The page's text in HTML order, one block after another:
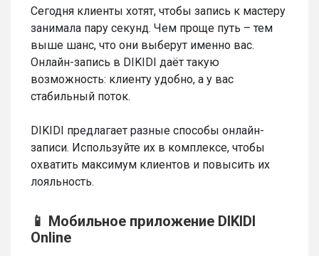
Сегодня клиенты хотят, чтобы запись к мастеру
занимала пару секунд. Чем проще путь – тем
выше шанс, что они выберут именно вас.
Онлайн-запись в DIKIDI даёт такую
возможность: клиенту удобно, а у вас
стабильный поток.
DIKIDI предлагает разные способы онлайн-
записи. Используйте их в комплексе, чтобы
охватить максимум клиентов и повысить их
лояльность.
📱 Мобильное приложение DIKIDI
Online